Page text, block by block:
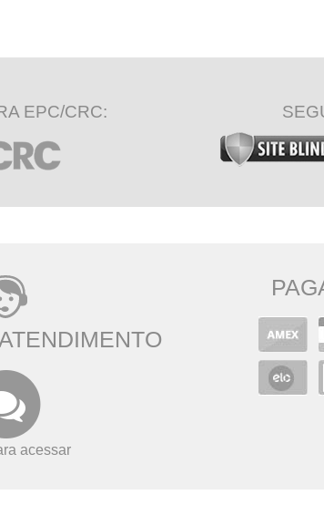
EPC/CRC:
acessar